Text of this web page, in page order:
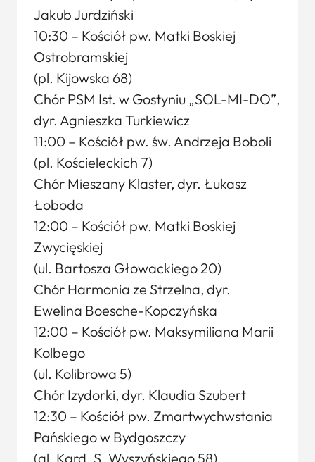
Jakub Jurdziński
10:30 – Kościół pw. Matki Boskiej
Ostrobramskiej
(pl. Kijowska 68)
Chór PSM Ist. w Gostyniu „SOL-MI-DO”,
dyr. Agnieszka Turkiewicz
11:00 – Kościół pw. św. Andrzeja Boboli
(pl. Kościeleckich 7)
Chór Mieszany Klaster, dyr. Łukasz
Łoboda
12:00 – Kościół pw. Matki Boskiej
Zwycięskiej
(ul. Bartosza Głowackiego 20)
Chór Harmonia ze Strzelna, dyr.
Ewelina Boesche-Kopczyńska
12:00 – Kościół pw. Maksymiliana Marii
Kolbego
(ul. Kolibrowa 5)
Chór Izydorki, dyr. Klaudia Szubert
12:30 – Kościół pw. Zmartwychwstania
Pańskiego w Bydgoszczy
(al. Kard. S. Wyszyńskiego 58)